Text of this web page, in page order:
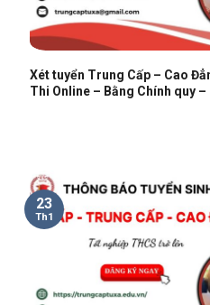
Xét tuyển Trung Cấp – Cao
Thi Online – Bằng Chính quy –
23
Th1